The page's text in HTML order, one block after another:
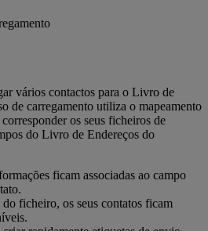
vários contactos para o Livro de
de carregamento utiliza o mapeamento
os seus ficheiros de
do Livro de Endereços do
ficam associadas ao campo
ficheiro, os seus contatos ficam